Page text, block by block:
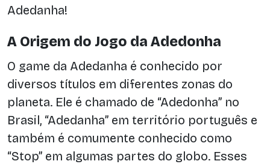
Adedanha!
A Origem do Jogo da Adedonha
O game da Adedanha é conhecido por
diversos títulos em diferentes zonas do
planeta. Ele é chamado de “Adedonha” no
Brasil, “Adedanha” em território português e
também é comumente conhecido como
“Stop” em algumas partes do globo. Esses